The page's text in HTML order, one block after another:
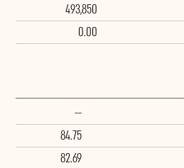
493,850
0.00
--
84.75
82.69